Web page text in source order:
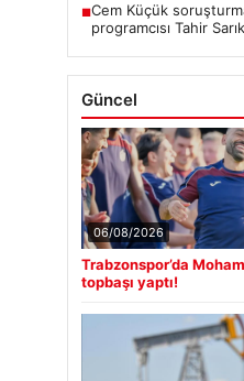
■Cem Küçük
programcısı Tahir
Güncel
06/08/2026
Trabzonspor’da
topbaşı yaptı!